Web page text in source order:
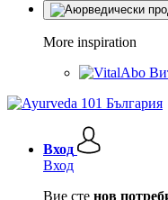
More inspiration
Вход
Вход
Вие сте нов